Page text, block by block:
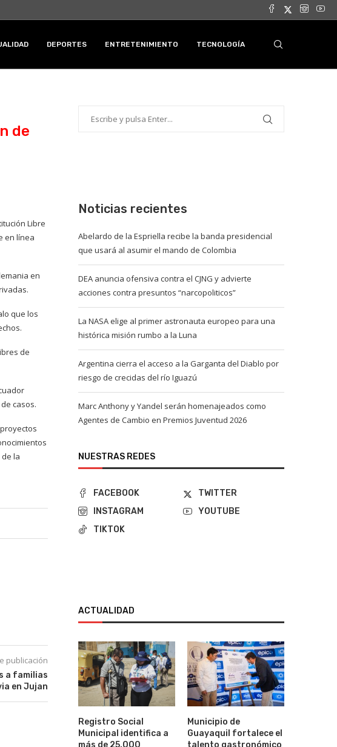
DEPORTES ENTRETENIMIENTO TECNOLOGÍA
de
Libre
en línea
en
que los
de
casos.
la
publicación
a familias
en Jujan
Noticias recientes
Abelardo de la Espriella recibe la banda presidencial
que usará al asumir el mando de Colombia
DEA anuncia ofensiva contra el CJNG y advierte
acciones contra presuntos “narcopoliticos”
La NASA elige al primer astronauta europeo para una
histórica misión rumbo a la Luna
Argentina cierra el acceso a la Garganta del Diablo por
riesgo de crecidas del río Iguazú
Marc Anthony y Yandel serán homenajeados como
Agentes de Cambio en Premios Juventud 2026
NUESTRAS REDES
FACEBOOK
TWITTER
INSTAGRAM
YOUTUBE
TIKTOK
ACTUALIDAD
Registro Social
Municipal identifica a
más de 25.000
Municipio de
Guayaquil fortalece el
talento gastronómico